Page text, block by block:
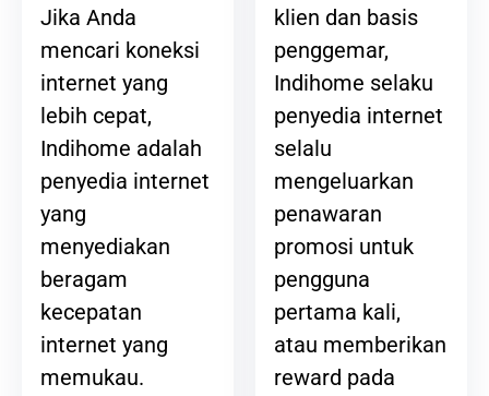
Jika Anda
mencari koneksi
internet yang
lebih cepat,
Indihome adalah
penyedia internet
yang
menyediakan
beragam
kecepatan
internet yang
memukau.
klien dan basis
penggemar,
Indihome selaku
penyedia internet
selalu
mengeluarkan
penawaran
promosi untuk
pengguna
pertama kali,
atau memberikan
reward pada